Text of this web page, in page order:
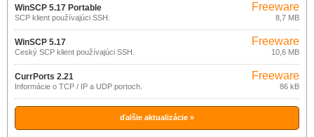
WinSCP 5.17 Portable
SCP klient používajúci SSH.
Freeware
8,7 MB
WinSCP 5.17
Český SCP klient používajúci SSH.
Freeware
10,6 MB
CurrPorts 2.21
Informácie o TCP / IP a UDP portoch.
Freeware
86 kB
ďalšie aktualizácie »